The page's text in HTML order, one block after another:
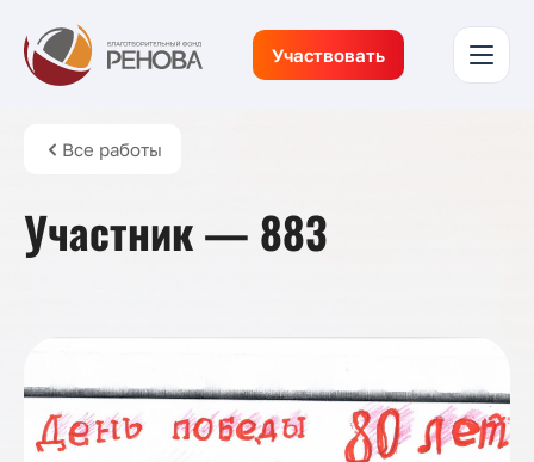
Участвовать
Все работы
Участник — 883